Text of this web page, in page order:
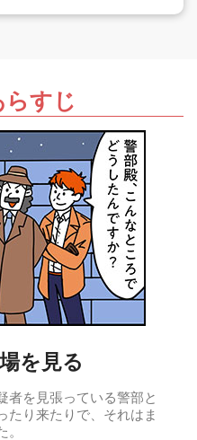
らすじ
を見る
者を見張っている警部と
たり来たりで、それはま